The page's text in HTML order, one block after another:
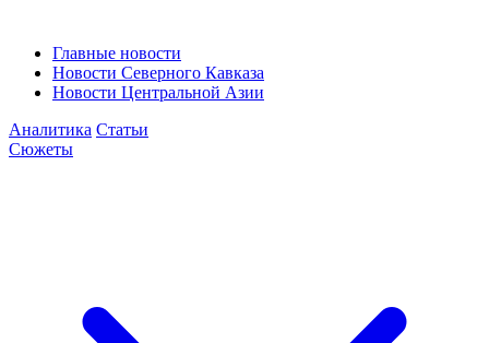
Главные новости
Новости Северного Кавказа
Новости Центральной Азии
Аналитика Статьи
Сюжеты